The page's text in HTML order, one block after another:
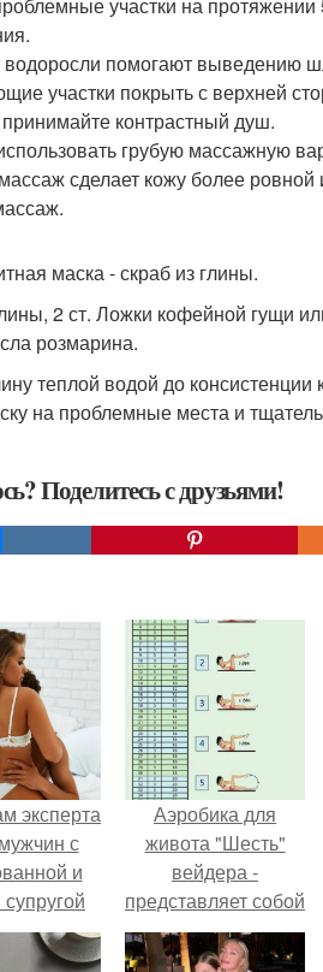
водоросли помогают выведению
участки покрыть с верхней
контрастный душ.
грубую массажную
сделает кожу более
маска - скраб из глины.
2 ст. Ложки кофейной гущи
розмарина.
теплой водой до
на проблемные места и
Поделитесь с друзьями!
эксперта
с
и
Аэробика для
живота "Шесть"
вейдера -
представляет собой
набор упражнений,
которые вызывают